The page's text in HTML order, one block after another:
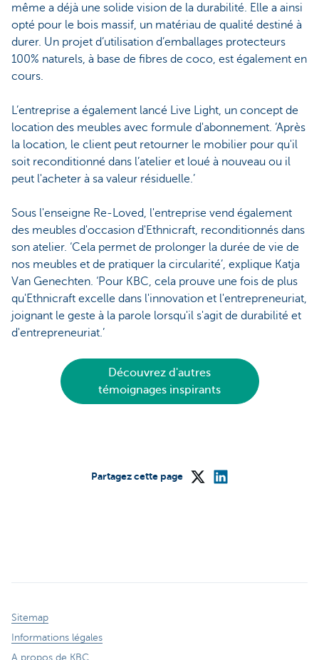
même a déjà une solide vision de la durabilité. Elle a ainsi
opté pour le bois massif, un matériau de qualité destiné à
durer. Un projet d’utilisation d’emballages protecteurs
100% naturels, à base de fibres de coco, est également en
cours.
L’entreprise a également lancé Live Light, un concept de
location des meubles avec formule d'abonnement. ‘Après
la location, le client peut retourner le mobilier pour qu'il
soit reconditionné dans l’atelier et loué à nouveau ou il
peut l'acheter à sa valeur résiduelle.’
Sous l'enseigne Re-Loved, l'entreprise vend également
des meubles d'occasion d'Ethnicraft, reconditionnés dans
son atelier. ‘Cela permet de prolonger la durée de vie de
nos meubles et de pratiquer la circularité’, explique Katja
Van Genechten. ‘Pour KBC, cela prouve une fois de plus
qu'Ethnicraft excelle dans l'innovation et l'entrepreneuriat,
joignant le geste à la parole lorsqu'il s'agit de durabilité et
d'entrepreneuriat.’
Découvrez d'autres
témoignages inspirants
Partagez cette page
Sitemap
Informations légales
A propos de KBC